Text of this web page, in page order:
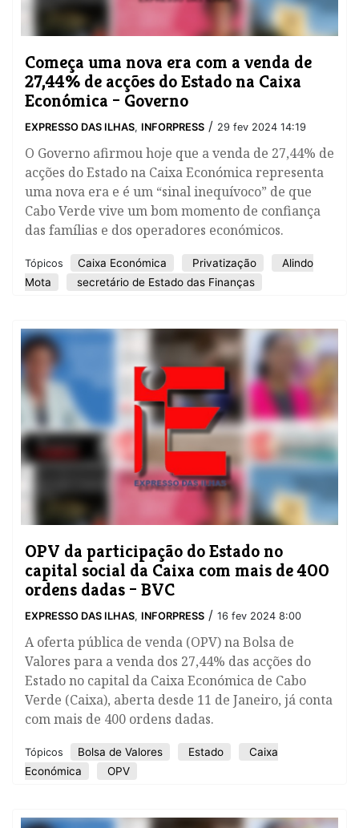
Começa uma nova era com a venda de
27,44% de acções do Estado na Caixa
Económica – Governo
EXPRESSO DAS ILHAS, INFORPRESS / 29 fev 2024 14:19
O Governo afirmou hoje que a venda de 27,44% de
acções do Estado na Caixa Económica representa
uma nova era e é um “sinal inequívoco” de que
Cabo Verde vive um bom momento de confiança
das famílias e dos operadores económicos.
Tópicos Caixa Económica Privatização
Alindo
Mota
secretário de Estado das Finanças
OPV da participação do Estado no
capital social da Caixa com mais de 400
ordens dadas – BVC
EXPRESSO DAS ILHAS, INFORPRESS / 16 fev 2024 8:00
A oferta pública de venda (OPV) na Bolsa de
Valores para a venda dos 27,44% das acções do
Estado no capital da Caixa Económica de Cabo
Verde (Caixa), aberta desde 11 de Janeiro, já conta
com mais de 400 ordens dadas.
Tópicos Bolsa de Valores Estado
Caixa
Económica
OPV